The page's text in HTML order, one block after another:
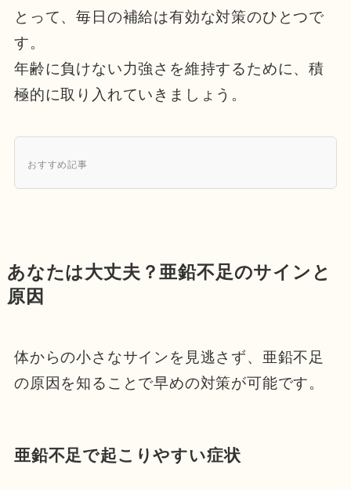
とって、毎日の補給は有効な対策のひとつで
す。
年齢に負けない力強さを維持するために、積
極的に取り入れていきましょう。
おすすめ記事
あなたは大丈夫？亜鉛不足のサインと
原因
体からの小さなサインを見逃さず、亜鉛不足
の原因を知ることで早めの対策が可能です。
亜鉛不足で起こりやすい症状